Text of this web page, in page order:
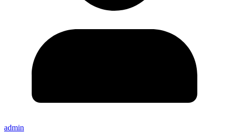
admin